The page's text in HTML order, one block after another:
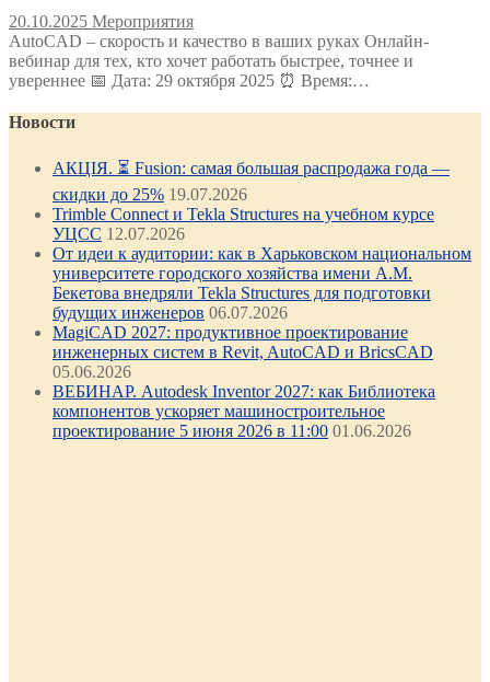
20.10.2025 Мероприятия
AutoCAD – скорость и качество в ваших руках Онлайн-
вебинар для тех, кто хочет работать быстрее, точнее и
увереннее 📅 Дата: 29 октября 2025 ⏰ Время:…
Новости
АКЦІЯ. ⏳ Fusion: самая большая распродажа года —
скидки до 25% 19.07.2026
Trimble Connect и Tekla Structures на учебном курсе
УЦСС 12.07.2026
От идеи к аудитории: как в Харьковском национальном
университете городского хозяйства имени А.М.
Бекетова внедряли Tekla Structures для подготовки
будущих инженеров 06.07.2026
MagiCAD 2027: продуктивное проектирование
инженерных систем в Revit, AutoCAD и BricsCAD
05.06.2026
ВЕБИНАР. Autodesk Inventor 2027: как Библиотека
компонентов ускоряет машиностроительное
проектирование 5 июня 2026 в 11:00 01.06.2026